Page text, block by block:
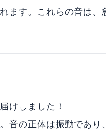
ます。これらの音は
けしました！
音の正体は振動であり